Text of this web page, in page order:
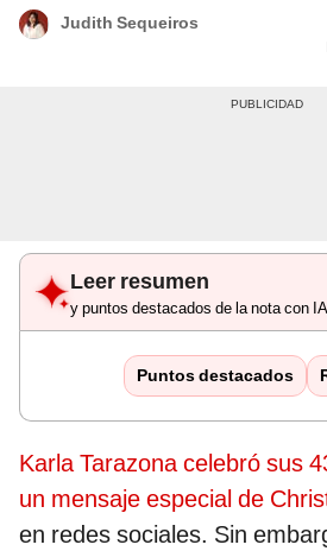
Judith Sequeiros
Leer resumen
y puntos destacados de la nota con IA
Puntos destacados
Karla Tarazona celebró sus
un mensaje especial de
en redes sociales. Sin